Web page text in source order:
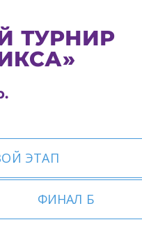
ТУРНИР
ЭТАП
ФИНАЛ Б